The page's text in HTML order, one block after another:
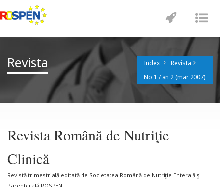
Revista Index
Revista
No 1 / an 2 (mar 2007)
Revista Română de Nutriţie
Clinică
Revistă trimestrială editată de Societatea Română de Nutriţie Enterală şi
Parenterală ROSPEN